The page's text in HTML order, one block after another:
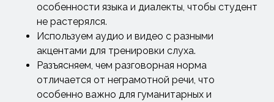
особенности языка и диалекты, чтобы студент
не растерялся.
Используем аудио и видео с разными
акцентами для тренировки слуха.
Разъясняем, чем разговорная норма
отличается от неграмотной речи, что
особенно важно для гуманитарных и